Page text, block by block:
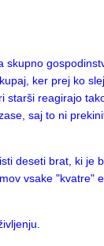
skupno
ker prej ko
starši reagirajo
saj to ni
deseti brat, ki je
vsake "kvatre"